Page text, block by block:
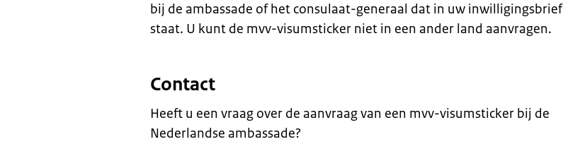
bij de ambassade of het consulaat-generaal dat in uw inwilligingsbrief
staat. U kunt de mvv-visumsticker niet in een ander land aanvragen.
Contact
Heeft u een vraag over de aanvraag van een mvv-visumsticker bij de
Nederlandse ambassade?